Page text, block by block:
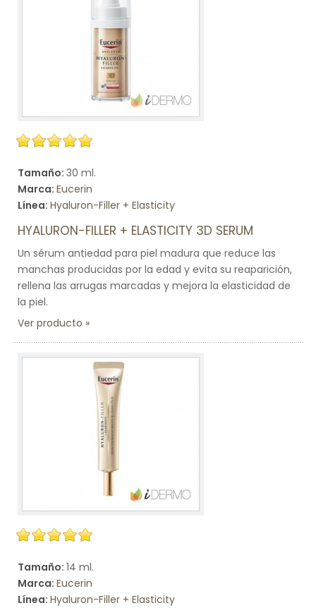
Tamaño: 30 ml.
Marca: Eucerin
Línea: Hyaluron-Filler + Elasticity
HYALURON-FILLER + ELASTICITY 3D SERUM
Un sérum antiedad para piel madura que reduce las
manchas producidas por la edad y evita su reaparición,
rellena las arrugas marcadas y mejora la elasticidad de
la piel.
Ver producto
Tamaño: 14 ml.
Marca: Eucerin
Línea: Hyaluron-Filler + Elasticity